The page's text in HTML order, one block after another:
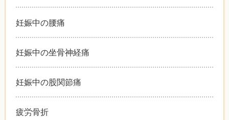
妊娠中の腰痛
妊娠中の坐骨神経痛
妊娠中の股関節痛
疲労骨折